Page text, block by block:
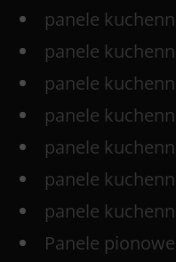
panele
panele
panele
panele
panele
panele
panele
Panele pionowe